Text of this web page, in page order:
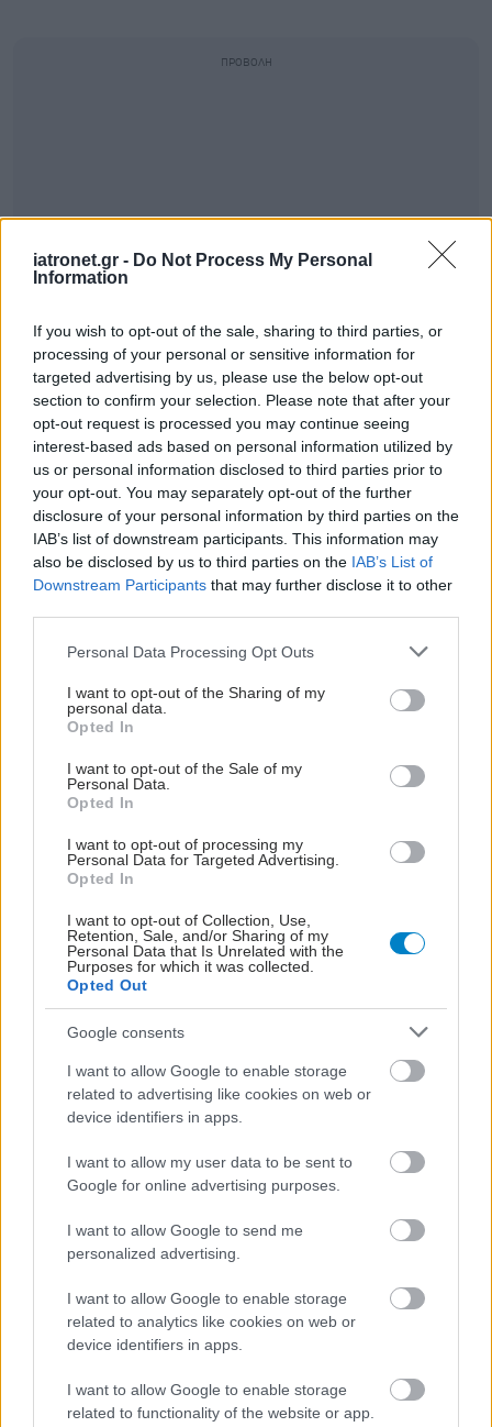
iatronet.gr - Do Not Process My Personal
Information
If you wish to opt-out of the sale, sharing to third parties, or
processing of your personal or sensitive information for
targeted advertising by us, please use the below opt-out
section to confirm your selection. Please note that after your
opt-out request is processed you may continue seeing
interest-based ads based on personal information utilized by
us or personal information disclosed to third parties prior to
your opt-out. You may separately opt-out of the further
disclosure of your personal information by third parties on the
IAB’s list of downstream participants. This information may
also be disclosed by us to third parties on the IAB’s List of
Downstream Participants that may further disclose it to other
Please note that this website/app uses one or more Google
not limited to your visit or usage behaviour. You may click to
grant or deny consent to Google and its third-party tags to
use your data for below specified purposes in below Google
consent section.
Personal Data Processing Opt Outs
I want to opt-out of the Sharing of my
personal data.
Opted In
I want to opt-out of the Sale of my
Personal Data.
Opted In
I want to opt-out of processing my
Personal Data for Targeted Advertising.
Opted In
I want to opt-out of Collection, Use,
Retention, Sale, and/or Sharing of my
Personal Data that Is Unrelated with the
Purposes for which it was collected.
Opted Out
Google consents
I want to allow Google to enable storage
related to advertising like cookies on web or
device identifiers in apps.
I want to allow my user data to be sent to
Google for online advertising purposes.
I want to allow Google to send me
personalized advertising.
I want to allow Google to enable storage
related to analytics like cookies on web or
device identifiers in apps.
I want to allow Google to enable storage
related to functionality of the website or app.
ΣΗΜΕΡΑ ΣΤΟ IATRONET.GR
Τραγανά και υγιεινά σνακ αντί για πατατάκια